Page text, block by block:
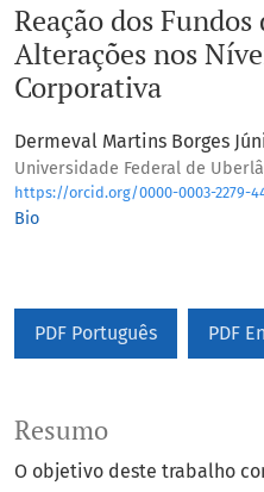
Reação dos Fundos
Alterações nos
Corporativa
Dermeval Martins Borges
Universidade Federal de
https://orcid.org/0000-0003-2279-
Bio
PDF Português PDF
Resumo
O objetivo deste trabalho